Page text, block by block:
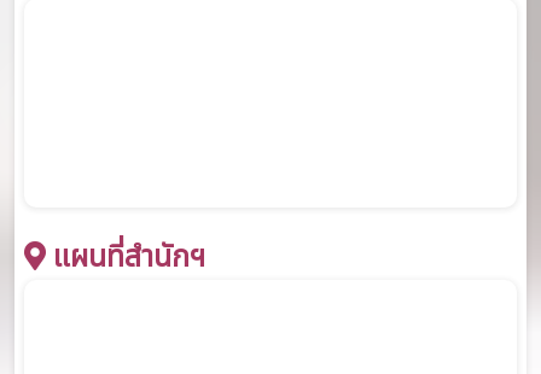
แผนที่สำนักฯ